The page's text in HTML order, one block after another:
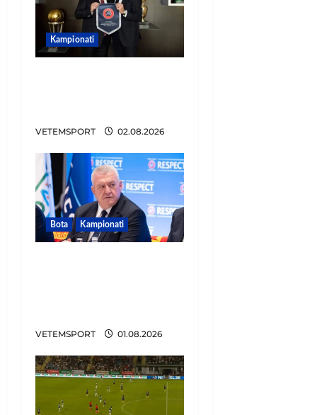
Kampionati
VETEMSPORT 02.08.2026
Bota Kampionati
VETEMSPORT 01.08.2026